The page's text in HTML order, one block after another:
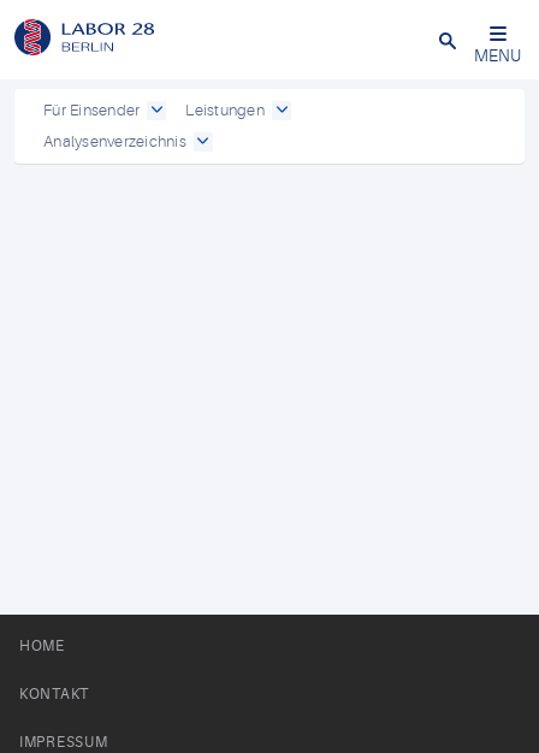
Schließen
MENU
Für Einsender
Leistungen
Analysenverzeichnis
HOME
KONTAKT
IMPRESSUM